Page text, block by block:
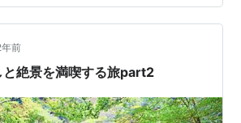
な・・・・・ と・・・ そう思っ
・・ 気付くと女がすぐ傍に居
私の目がが接近しすぎて・・・ ピント
出来なかっ…
年前
と絶景を満喫する旅part2